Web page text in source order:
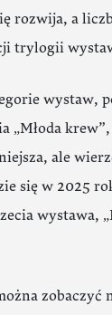
rozwija, a
trylogii
wystaw,
„Młoda
ale
się w 2025
wystawa,